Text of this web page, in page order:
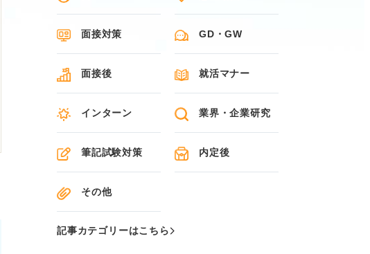
面接対策 GD・GW
面接後 就活マナー
インターン 業界・企業研究
筆記試験対策 内定後
その他
記事カテゴリーはこちら